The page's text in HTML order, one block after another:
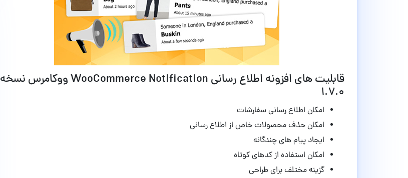
قابلیت های افزونه اطلاع رسانی WooCommerce Notification ووکامرس نسخه
1.7.0
امکان اطلاع رسانی سفارشات
امکان حذف محصولات خاص از اطلاع رسانی
ایجاد پیام های چندگانه
امکان استفاده از کدهای کوتاه
گزینه مختلف برای طراحی